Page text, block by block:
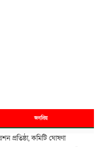
জনপ্রিয়
প্রতিষ্ঠা, কমিটি ঘোষণা